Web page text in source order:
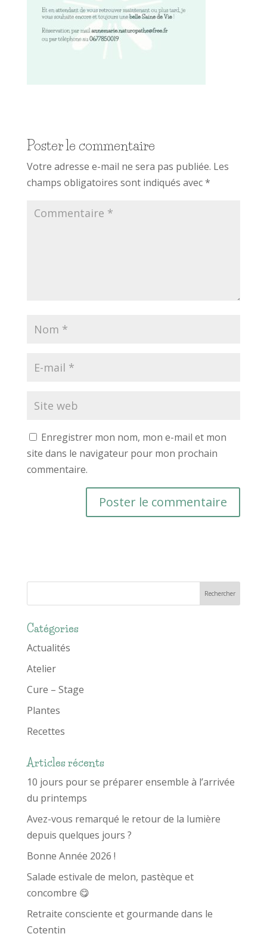
Poster le commentaire
Votre adresse e-mail ne sera pas publiée. Les
champs obligatoires sont indiqués avec*
Enregistrer mon nom, mon e-mail et mon
site dans le navigateur pour mon prochain
commentaire.
Catégories
Actualités
Atelier
Cure – Stage
Plantes
Recettes
Articles récents
10 jours pour se préparer ensemble à l’arrivée
du printemps
Avez-vous remarqué le retour de la lumière
depuis quelques jours ?
Bonne Année 2026 !
Salade estivale de melon, pastèque et
concombre 😋
Retraite consciente et gourmande dans le
Cotentin